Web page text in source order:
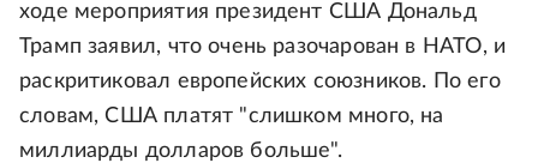
ходе мероприятия президент США Дональд
Трамп заявил, что очень разочарован в НАТО, и
раскритиковал европейских союзников. По его
словам, США платят "слишком много, на
миллиарды долларов больше".